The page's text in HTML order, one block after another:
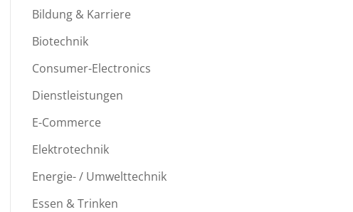
Bildung & Karriere
Biotechnik
Consumer-Electronics
Dienstleistungen
E-Commerce
Elektrotechnik
Energie- / Umwelttechnik
Essen & Trinken